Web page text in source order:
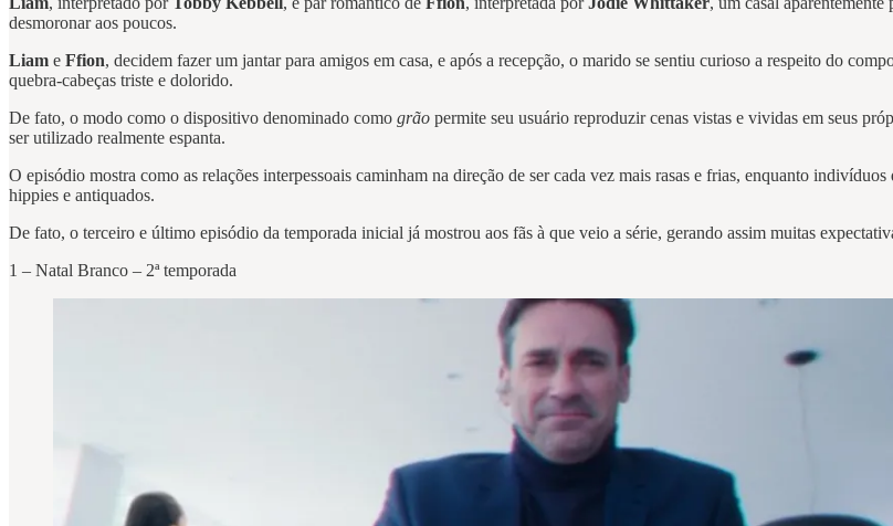
desmoronar aos poucos.
Liam e Ffion, decidem fazer um jantar para amigos em casa, e após a recepção, o marido se sentiu curioso a respeito do
quebra-cabeças triste e dolorido.
De fato, o modo como o dispositivo denominado como grão permite seu usuário reproduzir cenas vistas e vividas em seus
ser utilizado realmente espanta.
O episódio mostra como as relações interpessoais caminham na direção de ser cada vez mais rasas e frias, enquanto
hippies e antiquados.
De fato, o terceiro e último episódio da temporada inicial já mostrou aos fãs à que veio a série, gerando assim muitas
1 – Natal Branco – 2ª temporada